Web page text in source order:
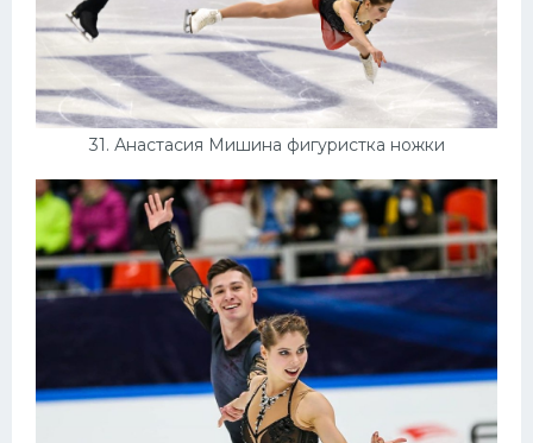
31. Анастасия Мишина фигуристка ножки